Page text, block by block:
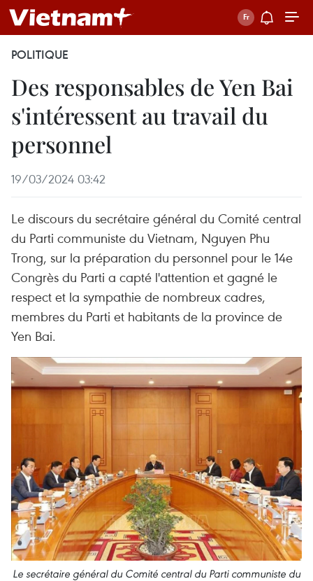
POLITIQUE
Des responsables de Yen Bai
s'intéressent au travail du
personnel
19/03/2024 03:42
Le discours du secrétaire général du Comité central
du Parti communiste du Vietnam, Nguyen Phu
Trong, sur la préparation du personnel pour le 14e
Congrès du Parti a capté l'attention et gagné le
respect et la sympathie de nombreux cadres,
membres du Parti et habitants de la province de
Yen Bai.
Le secrétaire général du Comité central du Parti communiste du